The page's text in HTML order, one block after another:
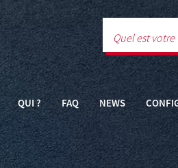
QUI ? FAQ NEWS